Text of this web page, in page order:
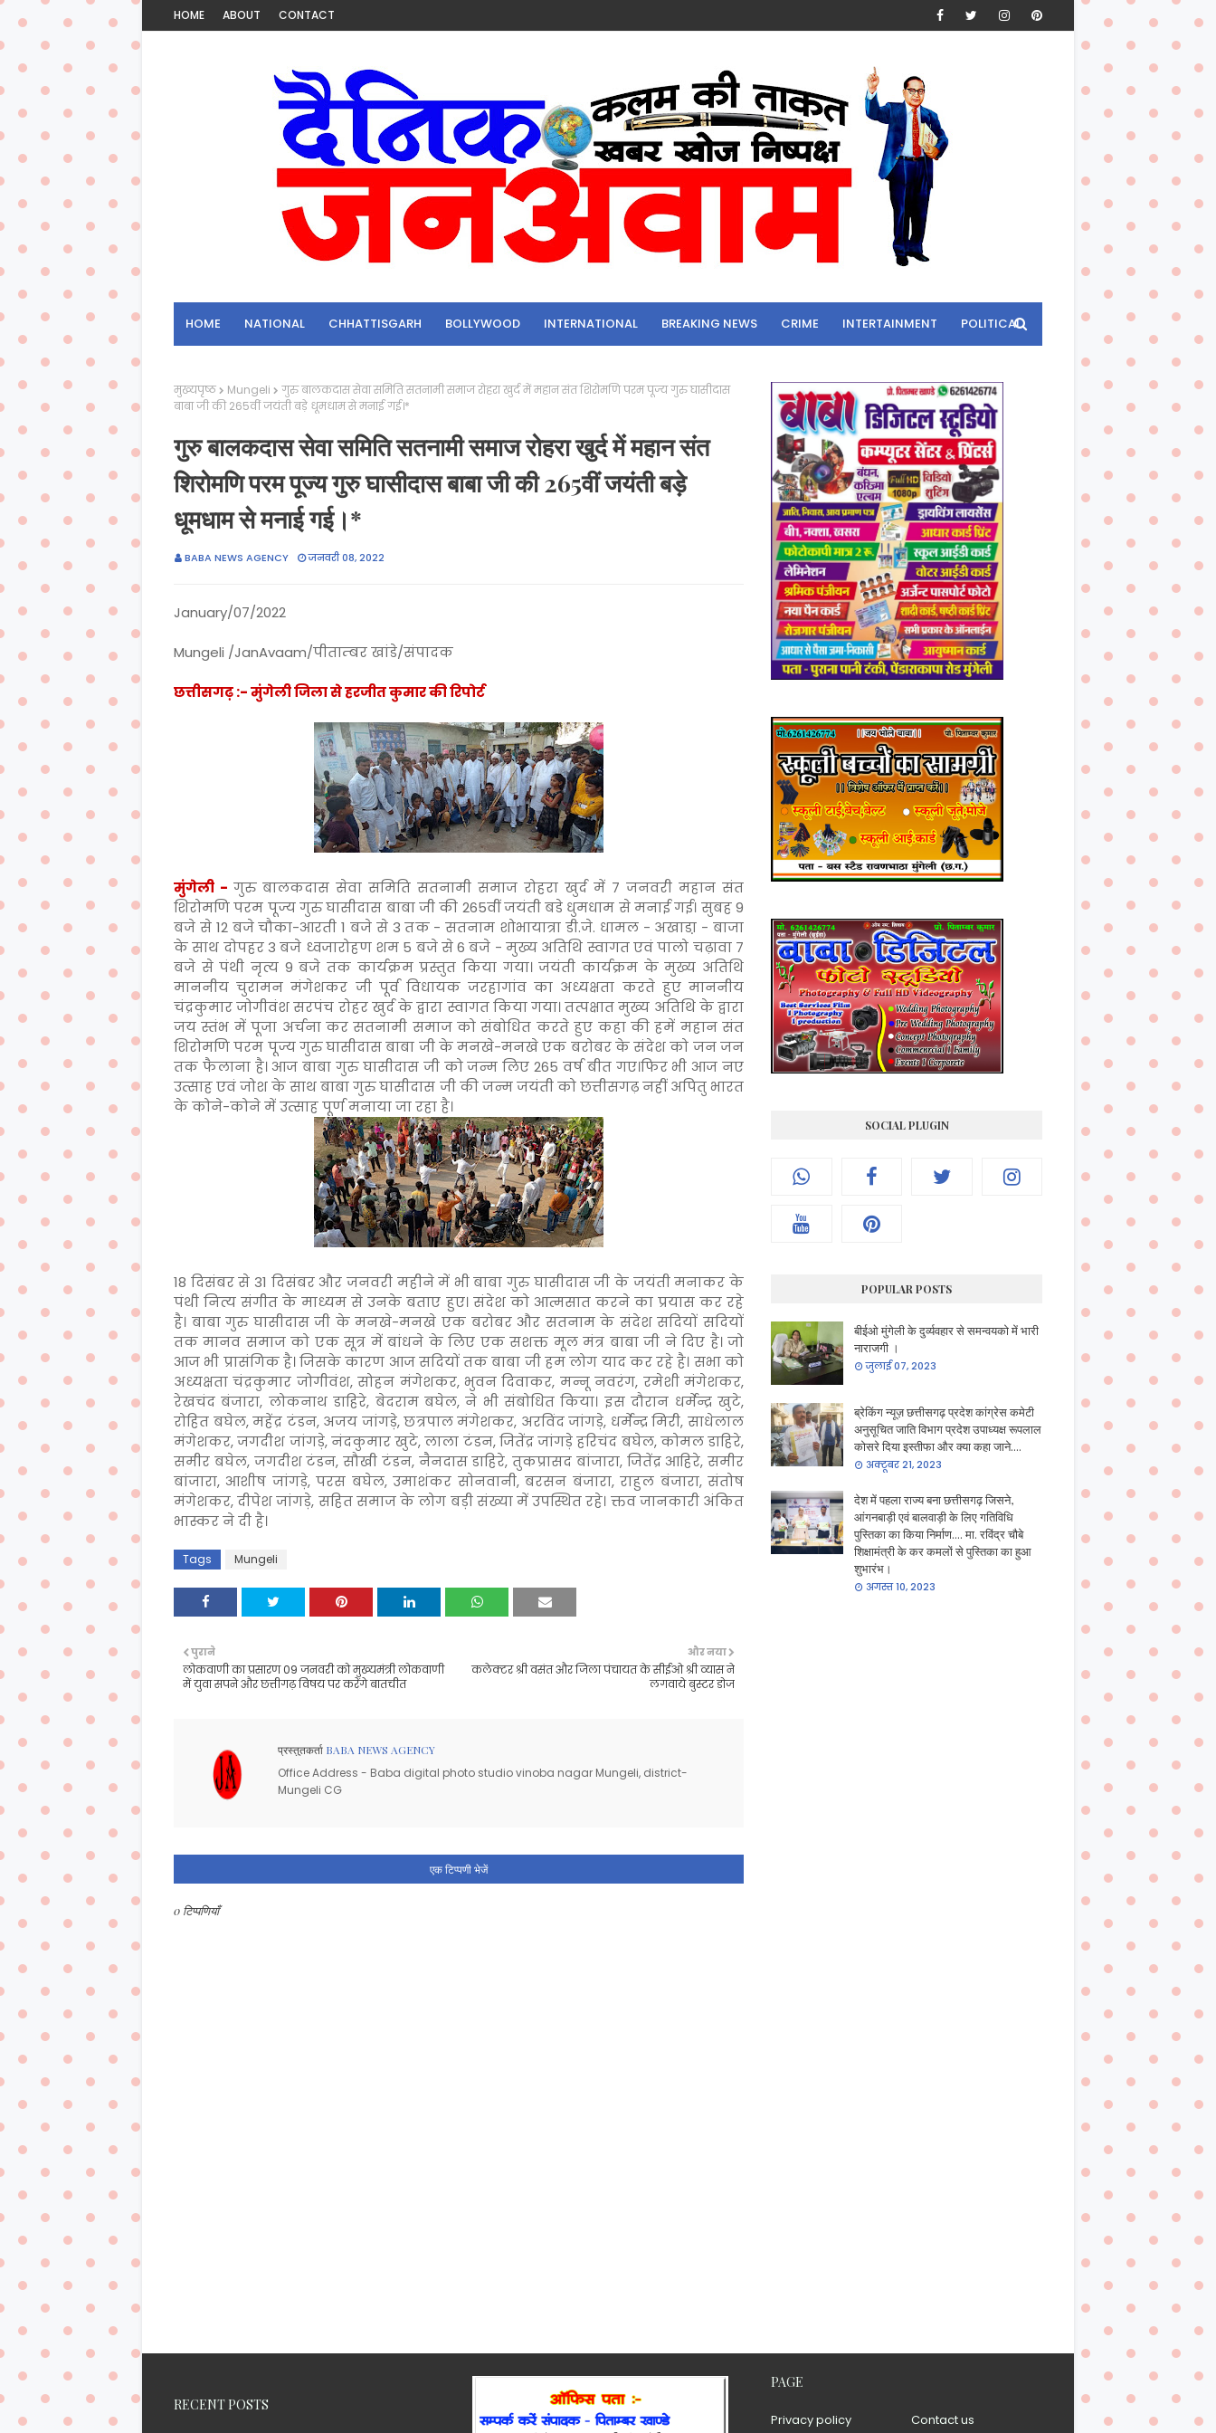
HOME ABOUT CONTACT
HOME NATIONAL CHHATTISGARH BOLLYWOOD INTERNATIONAL BREAKING NEWS CRIME INTERTAINMENT POLITICAL
मुख्यपृष्ठ Mungeli
गुरु बालकदास सेवा समिति सतनामी समाज रोहरा खुर्द में महान संत शिरोमणि परम पूज्य गुरु घासीदास
बाबा जी की 265वीं जयंती बड़े धूमधाम से मनाई गई।*
गुरु बालकदास सेवा समिति सतनामी समाज रोहरा खुर्द में महान संत
शिरोमणि परम पूज्य गुरु घासीदास बाबा जी की 265वीं जयंती बड़े
धूमधाम से मनाई गई।*
BABA NEWS AGENCY जनवरी 08, 2022
January/07/2022
Mungeli /JanAvaam/पीताम्बर खांडे/संपादक
छत्तीसगढ़ :- मुंगेली जिला से हरजीत कुमार की रिपोर्ट
मुंगेली - गुरु बालकदास सेवा समिति सतनामी समाज रोहरा खुर्द में 7 जनवरी महान संत
शिरोमणि परम पूज्य गुरु घासीदास बाबा जी की 265वीं जयंती बडे धुमधाम से मनाई गई। सुबह 9
बजे से 12 बजे चौका-आरती 1 बजे से 3 तक - सतनाम शोभायात्रा डी.जे. धामल - अखाडा़ - बाजा
के साथ दोपहर 3 बजे ध्वजारोहण शम 5 बजे से 6 बजे - मुख्य अतिथि स्वागत एवं पालो चढ़ावा 7
बजे से पंथी नृत्य 9 बजे तक कार्यक्रम प्रस्तुत किया गया। जयंती कार्यक्रम के मुख्य अतिथि
माननीय चुरामन मंगेशकर जी पूर्व विधायक जरहागांव का अध्यक्षता करते हुए माननीय
चंद्रकुमार जोगीवंश सरपंच रोहर खुर्द के द्वारा स्वागत किया गया। तत्पक्षात मुख्य अतिथि के द्वारा
जय स्तंभ में पूजा अर्चना कर सतनामी समाज को संबोधित करते हुए कहा की हमें महान संत
शिरोमणि परम पूज्य गुरु घासीदास बाबा जी के मनखे-मनखे एक बरोबर के संदेश को जन जन
तक फैलाना है। आज बाबा गुरु घासीदास जी को जन्म लिए 265 वर्ष बीत गए।फिर भी आज नए
उत्साह एवं जोश के साथ बाबा गुरु घासीदास जी की जन्म जयंती को छत्तीसगढ़ नहीं अपितु भारत
के कोने-कोने में उत्साह पूर्ण मनाया जा रहा है।
18 दिसंबर से 31 दिसंबर और जनवरी महीने में भी बाबा गुरु घासीदास जी के जयंती मनाकर के
पंथी नित्य संगीत के माध्यम से उनके बताए हुए। संदेश को आत्मसात करने का प्रयास कर रहे
है। बाबा गुरु घासीदास जी के मनखे-मनखे एक बरोबर और सतनाम के संदेश सदियों सदियों
तक मानव समाज को एक सूत्र में बांधने के लिए एक सशक्त मूल मंत्र बाबा जी ने दिए है। जो
आज भी प्रासंगिक है। जिसके कारण आज सदियों तक बाबा जी हम लोग याद कर रहे है। सभा को
अध्यक्षता चंद्रकुमार जोगीवंश, सोहन मंगेशकर, भुवन दिवाकर, मन्नू नवरंग, रमेशी मंगेशकर,
रेखचंद बंजारा, लोकनाथ डाहिरे, बेदराम बघेल, ने भी संबोधित किया। इस दौरान धर्मेन्द्र खुटे,
रोहित बघेल, महेंद्र टंडन, अजय जांगड़े, छत्रपाल मंगेशकर, अरविंद जांगड़े, धर्मेन्द्र मिरी, साधेलाल
मंगेशकर, जगदीश जांगड़े, नंदकुमार खुटे, लाला टंडन, जितेंद्र जांगड़े हरिचंद बघेल, कोमल डाहिरे,
समीर बघेल, जगदीश टंडन, सौखी टंडन, नैनदास डाहिरे, तुकप्रासद बांजारा, जितेंद्र आहिरे, समीर
बांजारा, आशीष जांगड़े, परस बघेल, उमाशंकर सोनवानी, बरसन बंजारा, राहुल बंजारा, संतोष
मंगेशकर, दीपेश जांगड़े, सहित समाज के लोग बड़ी संख्या में उपस्थित रहे। क्तव जानकारी अंकित
भास्कर ने दी है।
Tags Mungeli
और नया
कलेक्टर श्री वसंत और जिला पंचायत के सीईओ श्री व्यास ने
लगवाये बुस्टर डोज
पुराने
लोकवाणी का प्रसारण 09 जनवरी को मुख्यमंत्री लोकवाणी
में युवा सपने और छत्तीगढ़ विषय पर करेंगे बातचीत
प्रस्तुतकर्ता BABA NEWS AGENCY
Office Address - Baba digital photo studio vinoba nagar Mungeli, district-
Mungeli CG
एक टिप्पणी भेजें
0 टिप्पणियाँ
SOCIAL PLUGIN
POPULAR POSTS
बीईओ मुंगेली के दुर्व्यवहार से समन्वयको में भारी
नाराजगी ।
जुलाई 07, 2023
ब्रेकिंग न्यूज़ छत्तीसगढ़ प्रदेश कांग्रेस कमेटी
अनुसूचित जाति विभाग प्रदेश उपाध्यक्ष रूपलाल
कोसरे दिया इस्तीफा और क्या कहा जाने....
अक्टूबर 21, 2023
देश में पहला राज्य बना छत्तीसगढ़ जिसने,
आंगनबाड़ी एवं बालवाड़ी के लिए गतिविधि
पुस्तिका का किया निर्माण.... मा. रविंद्र चौबे
शिक्षामंत्री के कर कमलों से पुस्तिका का हुआ
शुभारंभ।
अगस्त 10, 2023
RECENT POSTS
PAGE
Privacy policy Contact us